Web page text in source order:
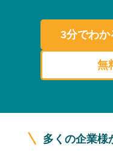
よくある質問
資料ダウンロード
ログイン
3分でわか
無
多くの企業様